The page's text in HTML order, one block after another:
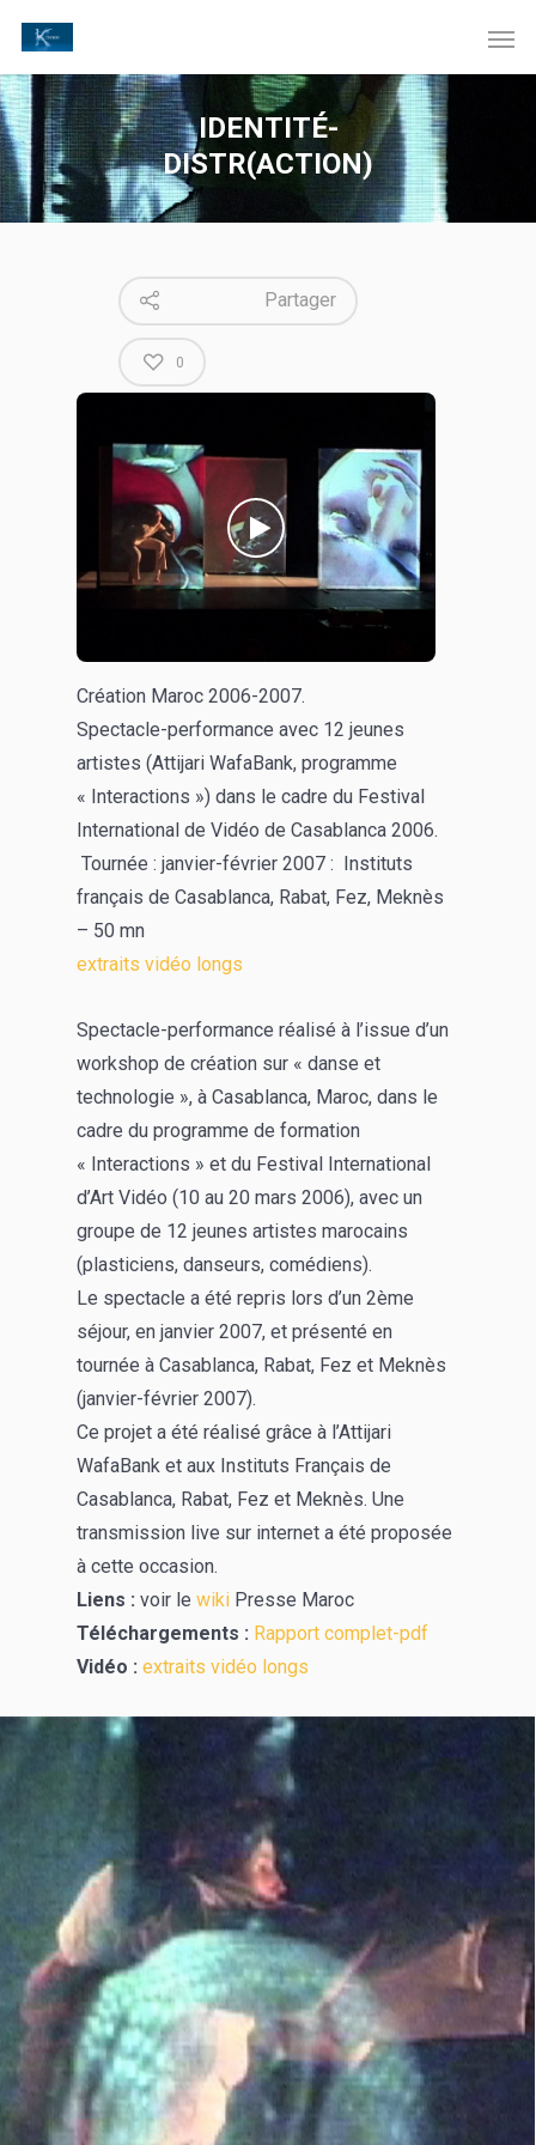
IDENTITÉ-
DISTR(ACTION)
Partager
0
Création Maroc 2006-2007.
Spectacle-performance avec 12 jeunes
artistes (Attijari WafaBank, programme
« Interactions ») dans le cadre du Festival
International de Vidéo de Casablanca 2006.
Tournée : janvier-février 2007 : Instituts
français de Casablanca, Rabat, Fez, Meknès
– 50 mn
extraits vidéo longs
Spectacle-performance réalisé à l’issue d’un
workshop de création sur « danse et
technologie », à Casablanca, Maroc, dans le
cadre du programme de formation
« Interactions » et du Festival International
d’Art Vidéo (10 au 20 mars 2006), avec un
groupe de 12 jeunes artistes marocains
(plasticiens, danseurs, comédiens).
Le spectacle a été repris lors d’un 2ème
séjour, en janvier 2007, et présenté en
tournée à Casablanca, Rabat, Fez et Meknès
(janvier-février 2007).
Ce projet a été réalisé grâce à l’Attijari
WafaBank et aux Instituts Français de
Casablanca, Rabat, Fez et Meknès. Une
transmission live sur internet a été proposée
à cette occasion.
Liens : voir le wiki Presse Maroc
Téléchargements : Rapport complet-pdf
Vidéo : extraits vidéo longs